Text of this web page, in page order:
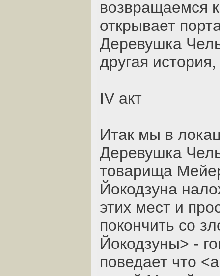
возвращаемся
открывает
Деревушка
другая
IV акт
Итак мы в
Деревушка
товарища
Йокодзуна
этих мест и
покончить со
Йокодзуны> -
поведает что